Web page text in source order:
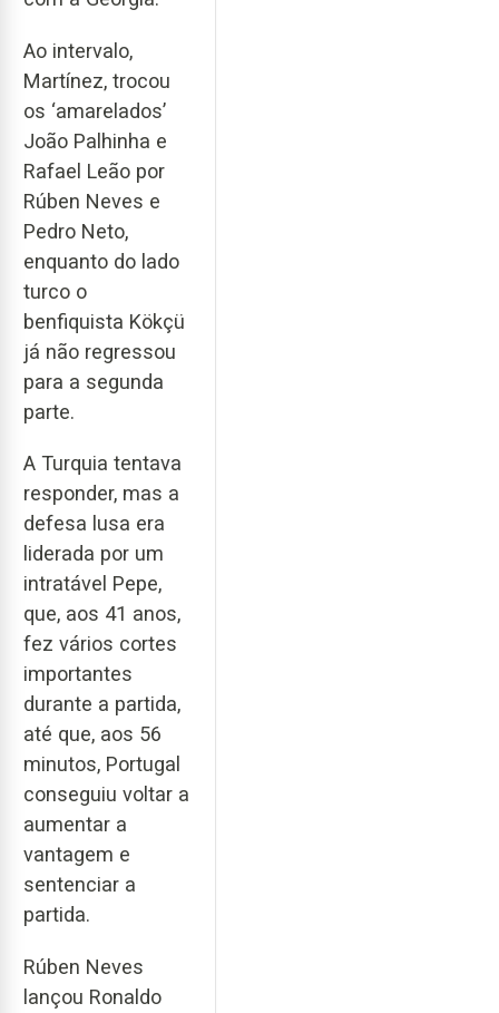
Ao intervalo,
Martínez, trocou
os ‘amarelados’
João Palhinha e
Rafael Leão por
Rúben Neves e
Pedro Neto,
enquanto do lado
turco o
benfiquista Kökçü
já não regressou
para a segunda
parte.
A Turquia tentava
responder, mas a
defesa lusa era
liderada por um
intratável Pepe,
que, aos 41 anos,
fez vários cortes
importantes
durante a partida,
até que, aos 56
minutos, Portugal
conseguiu voltar a
aumentar a
vantagem e
sentenciar a
partida.
Rúben Neves
lançou Ronaldo